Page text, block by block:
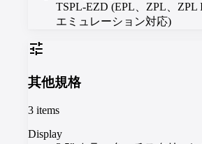
TSPL-EZD (EPL、ZPL、
エミュレーション対応)
tune
其他規格
3 items
Display